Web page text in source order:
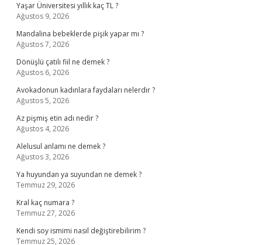
Yaşar Üniversitesi yıllık kaç TL ?
Ağustos 9, 2026
Mandalina bebeklerde pişik yapar mı ?
Ağustos 7, 2026
Dönüşlü çatılı fiil ne demek ?
Ağustos 6, 2026
Avokadonun kadınlara faydaları nelerdir ?
Ağustos 5, 2026
Az pişmiş etin adı nedir ?
Ağustos 4, 2026
Alelusul anlamı ne demek ?
Ağustos 3, 2026
Ya huyundan ya suyundan ne demek ?
Temmuz 29, 2026
Kral kaç numara ?
Temmuz 27, 2026
Kendi soy ismimi nasıl değiştirebilirim ?
Temmuz 25, 2026